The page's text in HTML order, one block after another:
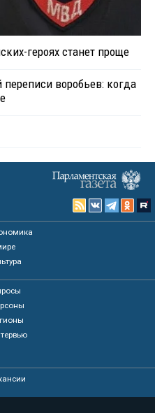
героях станет проще
воробьев: когда